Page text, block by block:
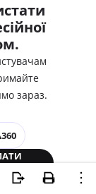
зараз.